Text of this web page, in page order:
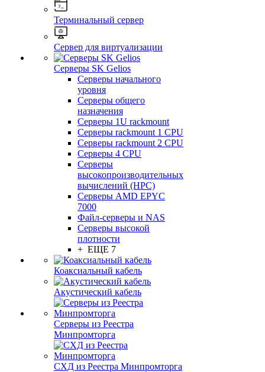
Терминальный сервер
Сервер для виртуализации
Серверы SK Gelios
Серверы начального
уровня
Серверы общего
назначения
Серверы 1U rackmount
Серверы rackmount 1 CPU
Серверы rackmount 2 CPU
Серверы 4 CPU
Серверы
высокопроизводительных
вычислений (HPC)
Серверы AMD EPYC
7000
Файл-серверы и NAS
Серверы высокой
плотности
+ ЕЩЕ 7
Коаксиальный кабель
Акустический кабель
Серверы из Реестра
Минпромторга
СХД из Реестра Минпромторга